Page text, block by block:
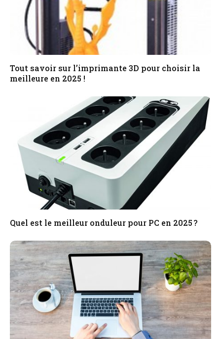
Tout savoir sur l’imprimante 3D pour choisir la
meilleure en 2025 !
Quel est le meilleur onduleur pour PC en 2025 ?